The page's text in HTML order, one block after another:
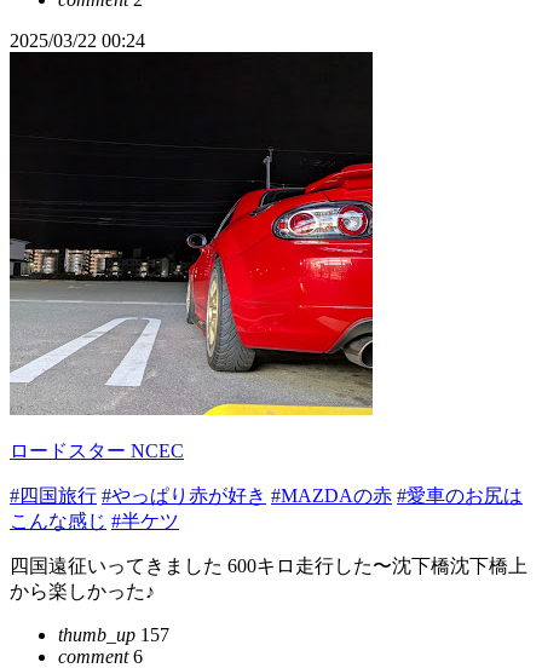
2025/03/22 00:24
ロードスター NCEC
#四国旅行 #やっぱり赤が好き #MAZDAの赤 #愛車のお尻は
こんな感じ #半ケツ
四国遠征いってきました 600キロ走行した〜沈下橋沈下橋上
から楽しかった♪
thumb_up 157
comment6